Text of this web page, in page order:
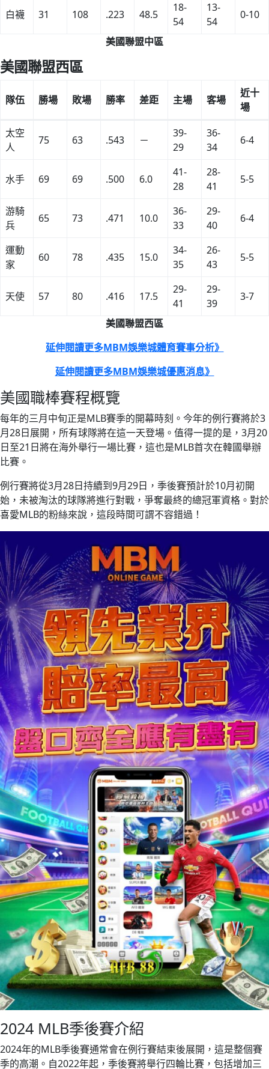
白襪 31 108 .223 48.5
18-
54
13-
54
0-10
美國聯盟中區
美國聯盟西區
隊伍 勝場 敗場 勝率 差距 主場 客場
近十
場
太空
人
75 63 .543 －
39-
29
36-
34
6-4
水手 69 69 .500 6.0
41-
28
28-
41
5-5
游騎
兵
65 73 .471 10.0
36-
33
29-
40
6-4
運動
家
60 78 .435 15.0
34-
35
26-
43
5-5
天使 57 80 .416 17.5
29-
41
29-
39
3-7
美國聯盟西區
延伸閱讀更多MBM娛樂城體育賽事分析》
延伸閱讀更多MBM娛樂城優惠消息》
美國職棒賽程概覽
每年的三月中旬正是MLB賽季的開幕時刻。今年的例行賽將於3
月28日展開，所有球隊將在這一天登場。值得一提的是，3月20
日至21日將在海外舉行一場比賽，這也是MLB首次在韓國舉辦
比賽。
例行賽將從3月28日持續到9月29日，季後賽預計於10月初開
始，未被淘汰的球隊將進行對戰，爭奪最終的總冠軍資格。對於
喜愛MLB的粉絲來說，這段時間可謂不容錯過！
2024 MLB季後賽介紹
2024年的MLB季後賽通常會在例行賽結束後展開，這是整個賽
季的高潮。自2022年起，季後賽將舉行四輪比賽，包括增加三